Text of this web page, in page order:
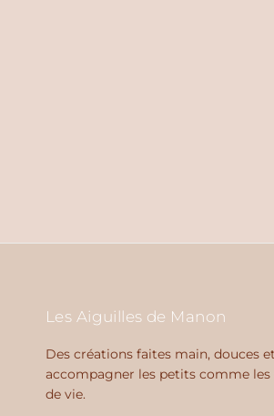
Les Aiguilles de Manon
Des créations faites main, douces
accompagner les petits comme
de vie.